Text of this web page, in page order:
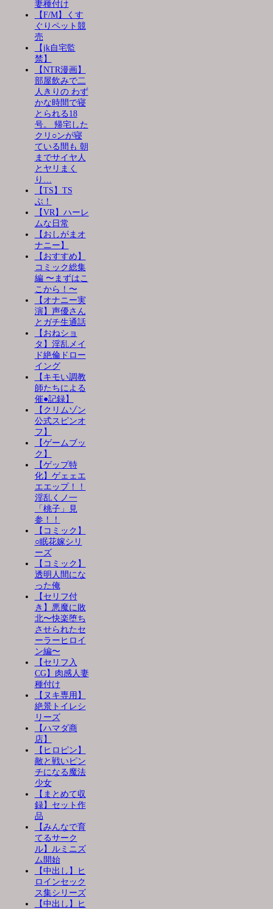
妻種付け
【F/M】くす
ぐりペット競
売
【jk自宅監
禁】
【NTR漫画】
部屋飲みで二
人きりの わず
かな時間で寝
とられる18
号。 帰宅した
クリ○ンが寝
ている間も 朝
までサイヤ人
とヤリまく
り…
【TS】TS
ぶ！
【VR】ハーレ
ムな日常
【おしがまオ
ナニー】
【おすすめ】
コミック総集
編 〜まずはこ
こから！〜
【オナニー実
演】声優さん
とガチ生通話
【おねショ
タ】淫乱メイ
ド絶倫ドロー
イング
【キモい調教
師たちによる
催●記録】
【クリムゾン
公式スピンオ
フ】
【ゲームブッ
ク】
【ゲップ特
化】ゲェェエ
エエップ！！
淫乱くノ一
「桃子」見
参！！
【コミック】
○眠花嫁シリ
ーズ
【コミック】
透明人間にな
った俺
【セリフ付
き】悪魔に敗
北〜快楽堕ち
させられたセ
ーラーヒロイ
ン編〜
【セリフ入
CG】肉感人妻
種付け
【ヌキ専用】
絶景トイレシ
リーズ
【ハマダ商
店】
【ヒロピン】
敵と戦いピン
チになる魔法
少女
【まとめて収
録】セット作
品
【みんなで育
てるサーク
ル】ルミニズ
ム開始
【中出し】ヒ
ロインセック
ス集シリーズ
【中出し】ヒ